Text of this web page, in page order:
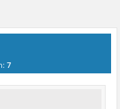
7